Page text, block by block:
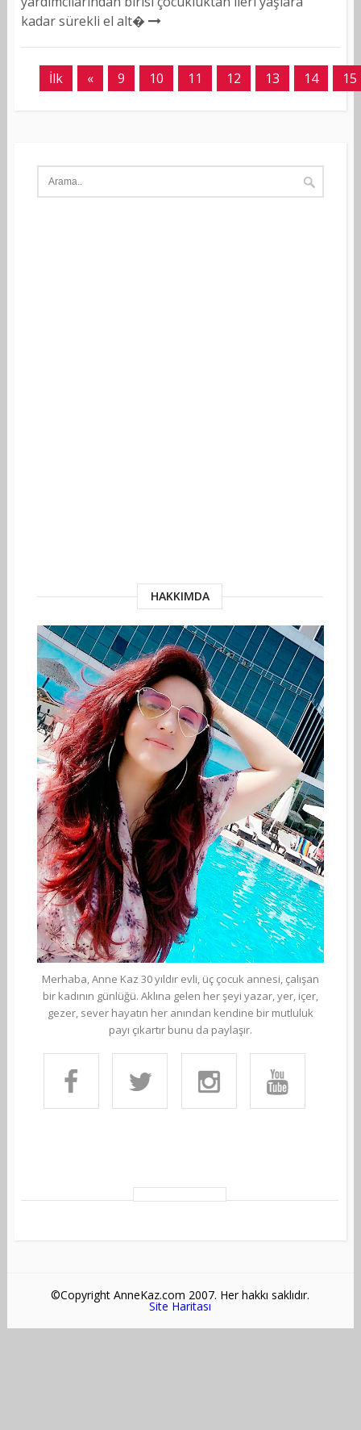
kadar sürekli el alt�
İlk « 9 10 11 12 13 14 15
HAKKIMDA
Merhaba, Anne Kaz 30 yıldır evli, üç çocuk annesi, çalışan
bir kadının günlüğü. Aklına gelen her şeyi yazar, yer, içer,
gezer, sever hayatın her anından kendine bir mutluluk
payı çıkartır bunu da paylaşır.
©Copyright AnneKaz.com 2007. Her hakkı saklıdır.
Site Haritası